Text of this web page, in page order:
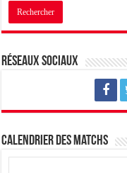
Réseaux sociaux
Calendrier des matchs